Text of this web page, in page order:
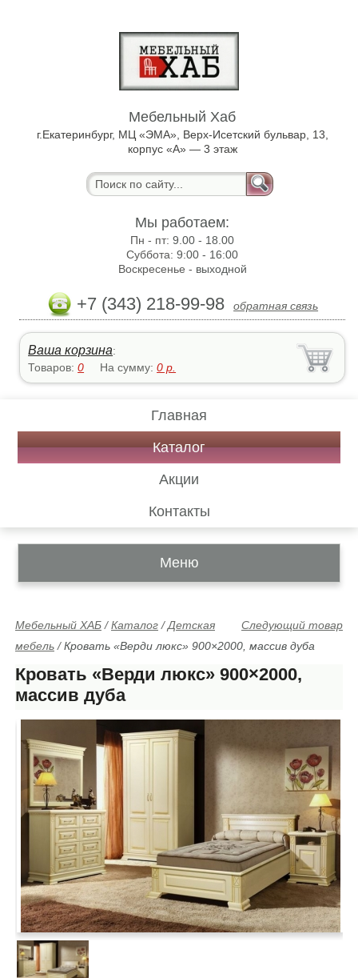
Мебельный Хаб
г.Екатеринбург, МЦ «ЭМА», Верх-Исетский бульвар, 13,
корпус «А» — 3 этаж
Мы работаем:
Пн - пт:9.00 - 18.00
Суббота:9:00 - 16:00
Воскресенье - выходной
+7 (343) 218-99-98 обратная связь
Ваша корзина:
Товаров:0 На сумму:0 р.
Главная
Каталог
Акции
Контакты
Меню
Следующий товар
Мебельный ХАБ /Каталог /Детская
мебель /Кровать «Верди люкс» 900×2000, массив дуба
Кровать «Верди люкс» 900×2000,
массив дуба